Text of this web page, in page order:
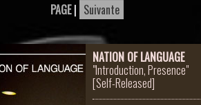
NATION OF LANGUAGE
"Introduction, Presence"
[Self-Released]
PAGE| Suivante